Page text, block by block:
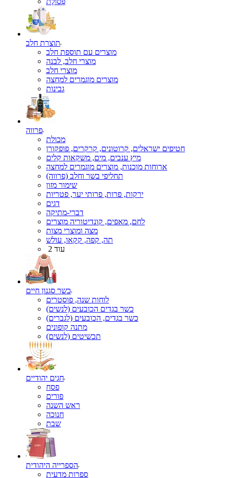
תוצרת חלב
מוצרים עם תוספת חלב
מוצרי חלב, לבנה
מוצרי חלב
מוצרים מוגמרים למחצה
גבינות
פרווה
מכולת
חטיפים ישראלים, קרוטונים, קרקרים, פופקורן
מיץ ענבים, מים, משקאות קלים
ארוחות מוכנות, מוצרים מוגמרים למחצה
תחליפי בשר וחלב (פרווה)
שימור מזון
ירקות, פרות, פרותי יער, פטריות
דגים
דברי-מתיקה
לחם, מאפים, קונדיטוריה מוצרים
מצה ומוצרי מצות
תה, קפה, קקאו, עולש
עוד 2
כשר סגנון חיים
לוחות שנה, פוסטרים
כשר בגדים הכובעים (לנשים)
כשר בגדים, הכובעים (לגברים)
מתנה קופונים
תכשיטים (לנשים)
חגים יהודיים
פסח
פורים
ראש השנה
חנוכה
שבת
הספרייה היהודית
ספרות מדעית